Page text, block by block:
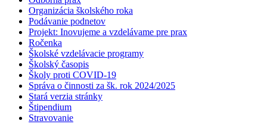
Organizácia školského roka
Podávanie podnetov
Projekt: Inovujeme a vzdelávame pre prax
Ročenka
Školské vzdelávacie programy
Školský časopis
Školy proti COVID-19
Správa o činnosti za šk. rok 2024/2025
Stará verzia stránky
Štipendium
Stravovanie